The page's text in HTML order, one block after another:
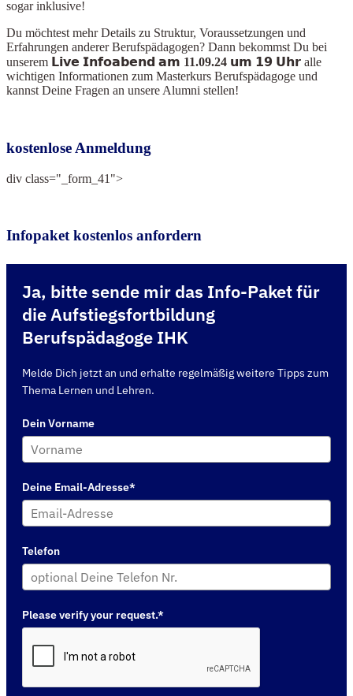
sogar inklusive!
Du möchtest mehr Details zu Struktur, Voraussetzungen und
Erfahrungen anderer Berufspädagogen? Dann bekommst Du bei
unserem 𝗟𝗶𝘃𝗲 𝗜𝗻𝗳𝗼𝗮𝗯𝗲𝗻𝗱 𝗮𝗺 11.09.24 𝘂𝗺 𝟭𝟵 𝗨𝗵𝗿 alle
wichtigen Informationen zum Masterkurs Berufspädagoge und
kannst Deine Fragen an unsere Alumni stellen!
kostenlose Anmeldung
div class="_form_41">
Infopaket kostenlos anfordern
Ja, bitte sende mir das Info-Paket für
die Aufstiegsfortbildung
Berufspädagoge IHK
Melde Dich jetzt an und erhalte regelmäßig weitere Tipps zum
Thema Lernen und Lehren.
Dein Vorname
Deine Email-Adresse*
Telefon
Please verify your request.*